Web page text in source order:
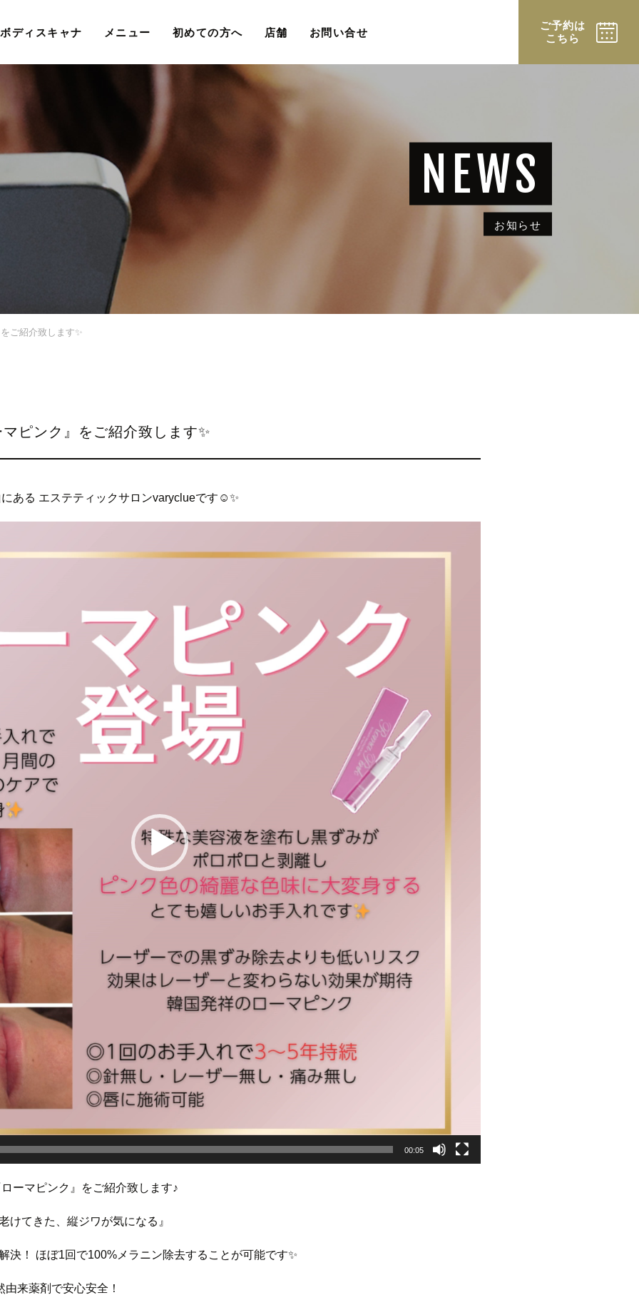
ディスキャナ メニュー 初めての方へ 店舗 お問い合せ
ご予約は
こちら
お知らせ
ご紹介致します✨
ピンク』をご紹介致します✨
ある エステティックサロンvaryclueです☺✨
00:05
ーマピンク』をご紹介致します♪
けてきた、縦ジワが気になる』
決！ ほぼ1回で100%メラニン除去することが可能です✨
来薬剤で安心安全！